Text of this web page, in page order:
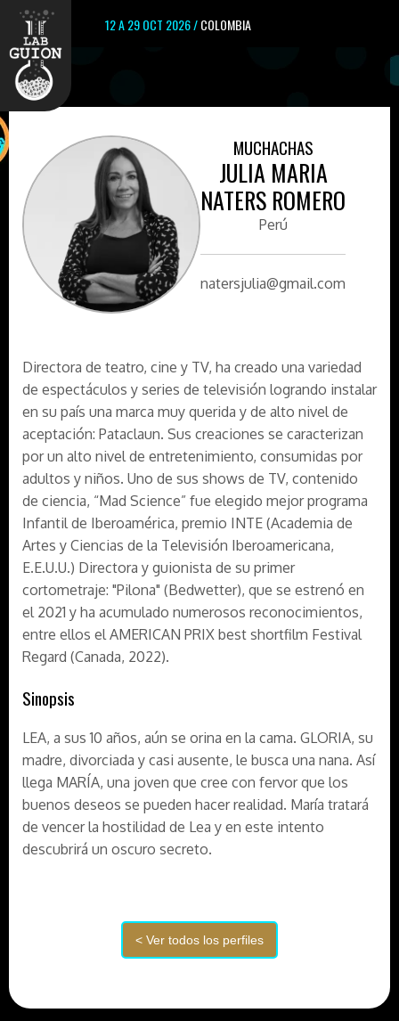
12 A 29 OCT 2026 /COLOMBIA
MUCHACHAS
JULIA MARIA
NATERS ROMERO
Perú
natersjulia@gmail.com
Directora de teatro, cine y TV, ha creado una variedad
de espectáculos y series de televisión logrando instalar
en su país una marca muy querida y de alto nivel de
aceptación: Pataclaun. Sus creaciones se caracterizan
por un alto nivel de entretenimiento, consumidas por
adultos y niños. Uno de sus shows de TV, contenido
de ciencia, “Mad Science” fue elegido mejor programa
Infantil de Iberoamérica, premio INTE (Academia de
Artes y Ciencias de la Televisión Iberoamericana,
E.E.U.U.) Directora y guionista de su primer
cortometraje: "Pilona" (Bedwetter), que se estrenó en
el 2021 y ha acumulado numerosos reconocimientos,
entre ellos el AMERICAN PRIX best shortfilm Festival
Regard (Canada, 2022).
Sinopsis
LEA, a sus 10 años, aún se orina en la cama. GLORIA, su
madre, divorciada y casi ausente, le busca una nana. Así
llega MARÍA, una joven que cree con fervor que los
buenos deseos se pueden hacer realidad. María tratará
de vencer la hostilidad de Lea y en este intento
descubrirá un oscuro secreto.